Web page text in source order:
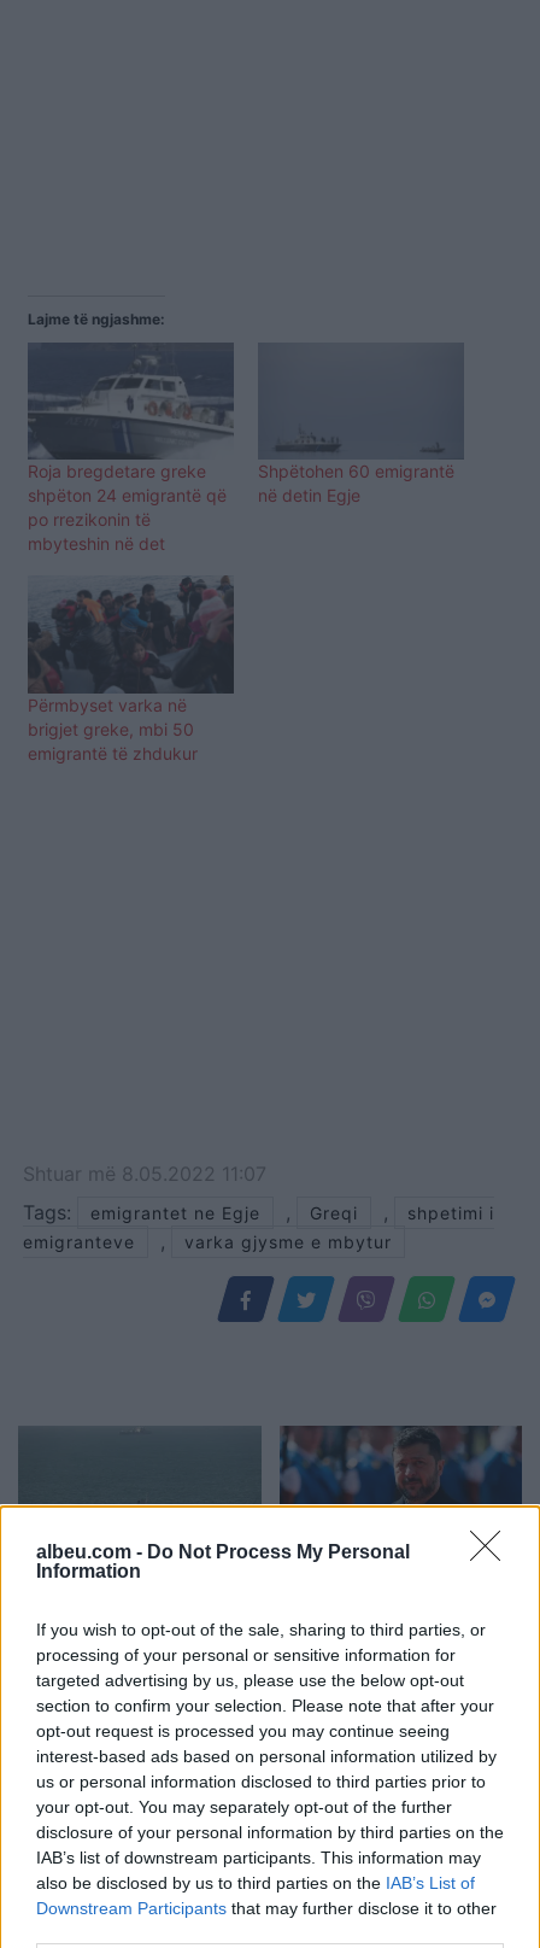
albeu.com - Do Not Process My Personal
Information
If you wish to opt-out of the sale, sharing to third parties, or
processing of your personal or sensitive information for
targeted advertising by us, please use the below opt-out
section to confirm your selection. Please note that after your
opt-out request is processed you may continue seeing
interest-based ads based on personal information utilized by
us or personal information disclosed to third parties prior to
your opt-out. You may separately opt-out of the further
disclosure of your personal information by third parties on the
IAB’s list of downstream participants. This information may
also be disclosed by us to third parties on the IAB’s List of
Downstream Participants that may further disclose it to other
Lajme të ngjashme:
Roja bregdetare greke
shpëton 24 emigrantë që
po rrezikonin të
mbyteshin në det
Shpëtohen 60 emigrantë
në detin Egje
Përmbyset varka në
brigjet greke, mbi 50
emigrantë të zhdukur
Shtuar më 8.05.2022 11:07
Tags:
emigrantet ne Egje , Greqi ,
shpetimi i
emigranteve
, varka gjysme e mbytur
Moskës dhe Kievit
armëpushim në Detin e Zi
Rusia mund të presë deri
në 50 mijë trupa nga
Koreja e Veriut
Senati konfirmon me
rezultat të ngushtë ish-
avokatin e Trumpit si
Sulmet ruse godasin
zonat pranë Kievit, vriten
tre persona, përfshirë një